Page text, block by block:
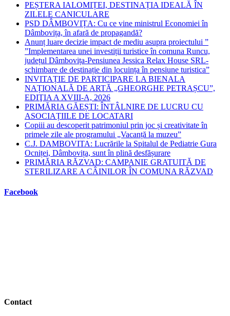
PEȘTERA IALOMIȚEI, DESTINAȚIA IDEALĂ ÎN
ZILELE CANICULARE
PSD DÂMBOVIȚA: Cu ce vine ministrul Economiei în
Dâmbovița, în afară de propagandă?
Anunț luare decizie impact de mediu asupra proiectului ”
”Implementarea unei investiții turistice în comuna Runcu,
județul Dâmbovița-Pensiunea Jessica Relax House SRL-
schimbare de destinație din locuința în pensiune turistica”
INVITAȚIE DE PARTICIPARE LA BIENALA
NAȚIONALĂ DE ARTĂ „GHEORGHE PETRAȘCU”,
EDIŢIA A XVIII-A, 2026
PRIMĂRIA GĂEȘTI: ÎNTÂLNIRE DE LUCRU CU
ASOCIAȚIILE DE LOCATARI
Copiii au descoperit patrimoniul prin joc și creativitate în
primele zile ale programului „Vacanță la muzeu”
C.J. DAMBOVITA: Lucrările la Spitalul de Pediatrie Gura
Ocniței, Dâmbovița, sunt în plină desfășurare
PRIMĂRIA RĂZVAD: CAMPANIE GRATUITĂ DE
STERILIZARE A CÂINILOR ÎN COMUNA RĂZVAD
Facebook
Contact